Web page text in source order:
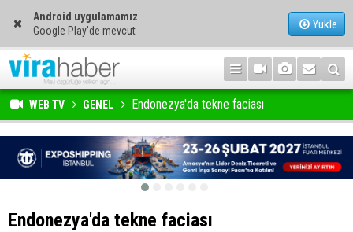
Android uygulamamız
Google Play'de mevcut
Yükle
WEB TV GENEL Endonezya'da tekne faciası
Endonezya'da tekne faciası